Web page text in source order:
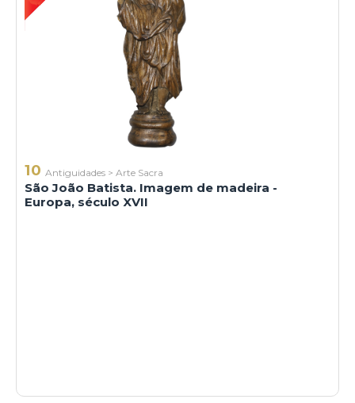
10 Antiguidades > Arte Sacra
São João Batista. Imagem de madeira -
Europa, século XVII